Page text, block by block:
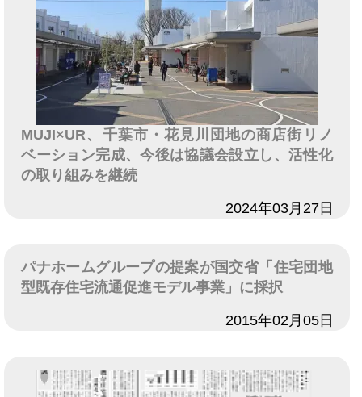
MUJI×UR、千葉市・花見川団地の商店街リノ
ベーション完成、今後は協議会設立し、活性化
の取り組みを継続
2024年03月27日
パナホームグループの提案が国交省「住宅団地
型既存住宅流通促進モデル事業」に採択
2015年02月05日